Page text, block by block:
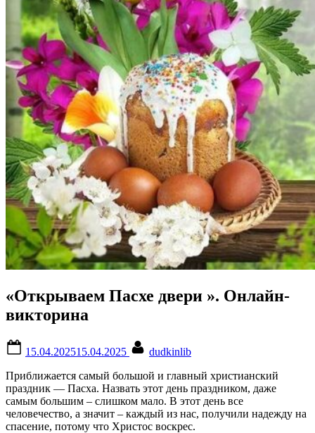
«Открываем Пасхе двери ». Онлайн-
викторина
on
15.04.202515.04.2025
dudkinlib
Приближается самый большой и главный христианский
праздник — Пасха. Назвать этот день праздником, даже
самым большим – слишком мало. В этот день все
человечество, а значит – каждый из нас, получили надежду на
спасение, потому что Христос воскрес.